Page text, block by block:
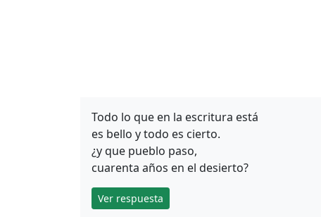
Todo lo que en la escritura está
es bello y todo es cierto.
¿y que pueblo paso,
cuarenta años en el desierto?
Ver respuesta